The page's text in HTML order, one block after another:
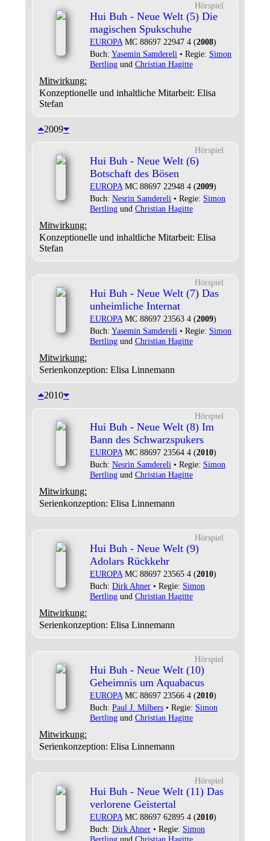
Hörspiel
Hui Buh - Neue Welt (5) Die
magischen Spukschuhe
EUROPAMC 88697 22947 4 (2008)
Buch: Yasemin Samdereli • Regie: Simon
Bertlingund Christian Hagitte
Mitwirkung:
Konzeptionelle und inhaltliche Mitarbeit: Elisa
Stefan
2009
Hörspiel
Hui Buh - Neue Welt (6)
Botschaft des Bösen
EUROPAMC 88697 22948 4 (2009)
Buch: Nesrin Samdereli • Regie: Simon
Bertlingund Christian Hagitte
Mitwirkung:
Konzeptionelle und inhaltliche Mitarbeit: Elisa
Stefan
Hörspiel
Hui Buh - Neue Welt (7) Das
unheimliche Internat
EUROPAMC 88697 23563 4 (2009)
Buch: Yasemin Samdereli • Regie: Simon
Bertlingund Christian Hagitte
Mitwirkung:
Serienkonzeption: Elisa Linnemann
2010
Hörspiel
Hui Buh - Neue Welt (8) Im
Bann des Schwarzspukers
EUROPAMC 88697 23564 4 (2010)
Buch: Nesrin Samdereli • Regie: Simon
Bertlingund Christian Hagitte
Mitwirkung:
Serienkonzeption: Elisa Linnemann
Hörspiel
Hui Buh - Neue Welt (9)
Adolars Rückkehr
EUROPAMC 88697 23565 4 (2010)
Buch: Dirk Ahner• Regie: Simon
Bertlingund Christian Hagitte
Mitwirkung:
Serienkonzeption: Elisa Linnemann
Hörspiel
Hui Buh - Neue Welt (10)
Geheimnis um Aquabacus
EUROPAMC 88697 23566 4 (2010)
Buch: Paul J. Milbers• Regie: Simon
Bertlingund Christian Hagitte
Mitwirkung:
Serienkonzeption: Elisa Linnemann
Hörspiel
Hui Buh - Neue Welt (11) Das
verlorene Geistertal
EUROPAMC 88697 62895 4 (2010)
Buch: Dirk Ahner• Regie: Simon